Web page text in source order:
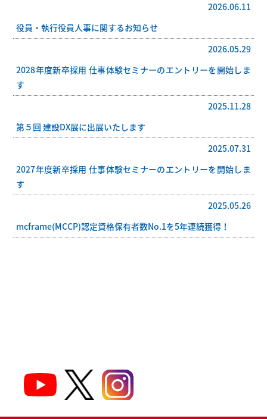
2026.06.11
役員・執行役員人事に関するお知らせ
2026.05.29
2028年度新卒採用 仕事体験セミナーのエントリーを開始しま
す
2025.11.28
第５回 建設DX展に出展いたします
2025.07.31
2027年度新卒採用 仕事体験セミナーのエントリーを開始しま
す
2025.05.26
mcframe(MCCP)認定資格保有者数No.1を5年連続獲得！